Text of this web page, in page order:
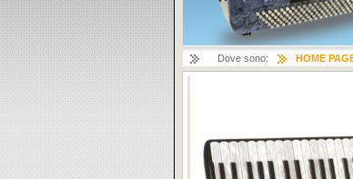
Dove sono: HOME